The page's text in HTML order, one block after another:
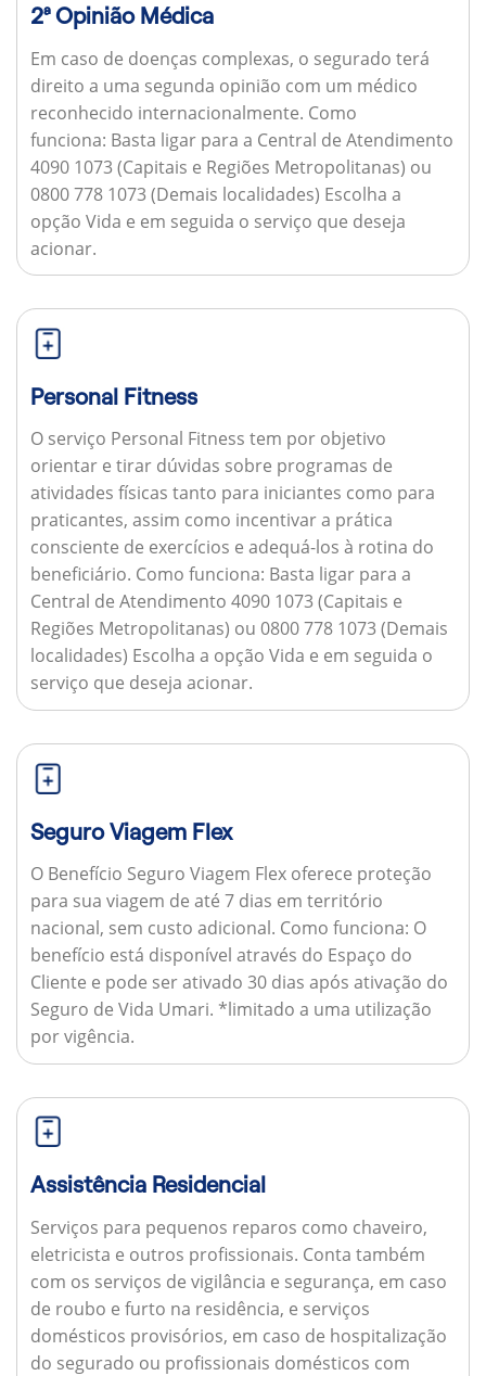
2ª Opinião Médica
Em caso de doenças complexas, o segurado terá
direito a uma segunda opinião com um médico
reconhecido internacionalmente. Como
funciona: Basta ligar para a Central de Atendimento
4090 1073 (Capitais e Regiões Metropolitanas) ou
0800 778 1073 (Demais localidades) Escolha a
opção Vida e em seguida o serviço que deseja
acionar.
Personal Fitness
O serviço Personal Fitness tem por objetivo
orientar e tirar dúvidas sobre programas de
atividades físicas tanto para iniciantes como para
praticantes, assim como incentivar a prática
consciente de exercícios e adequá-los à rotina do
beneficiário. Como funciona: Basta ligar para a
Central de Atendimento 4090 1073 (Capitais e
Regiões Metropolitanas) ou 0800 778 1073 (Demais
localidades) Escolha a opção Vida e em seguida o
serviço que deseja acionar.
Seguro Viagem Flex
O Benefício Seguro Viagem Flex oferece proteção
para sua viagem de até 7 dias em território
nacional, sem custo adicional. Como funciona: O
benefício está disponível através do Espaço do
Cliente e pode ser ativado 30 dias após ativação do
Seguro de Vida Umari. *limitado a uma utilização
por vigência.
Assistência Residencial
Serviços para pequenos reparos como chaveiro,
eletricista e outros profissionais. Conta também
com os serviços de vigilância e segurança, em caso
de roubo e furto na residência, e serviços
domésticos provisórios, em caso de hospitalização
do segurado ou profissionais domésticos com